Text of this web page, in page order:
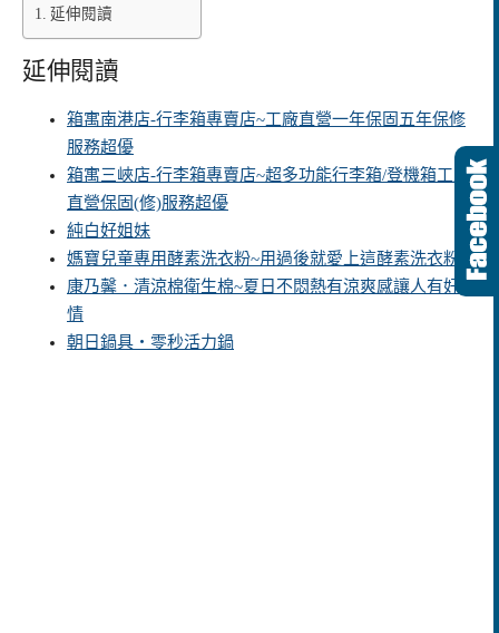
延伸閱讀
延伸閱讀
箱寓南港店-行李箱專賣店~工廠直營一年保固五年保修
服務超優
箱寓三峽店-行李箱專賣店~超多功能行李箱/登機箱工廠
直營保固(修)服務超優
純白好姐妹
媽寶兒童專用酵素洗衣粉~用過後就愛上這酵素洗衣粉
康乃馨．清涼棉衛生棉~夏日不悶熱有涼爽感讓人有好心
情
朝日鍋具‧零秒活力鍋